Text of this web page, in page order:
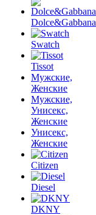
Dolce&Gabbana
Swatch
Tissot
Мужские,
Женские
Мужские,
Унисекс,
Женские
Унисекс,
Женские
Citizen
Diesel
DKNY